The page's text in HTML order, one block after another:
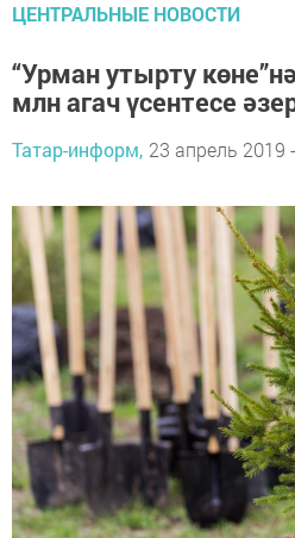
ЦЕНТРАЛЬНЫЕ НОВОСТИ
“Урман утырту
млн агач үсентесе
Татар-информ, 23 апрель 2019